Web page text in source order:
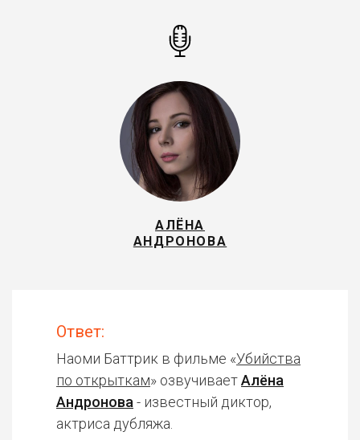
АЛЁНА
АНДРОНОВА
Ответ:
Наоми Баттрик в фильме «Убийства
по открыткам» озвучиваетАлёна
Андронова - известный диктор,
актриса дубляжа.